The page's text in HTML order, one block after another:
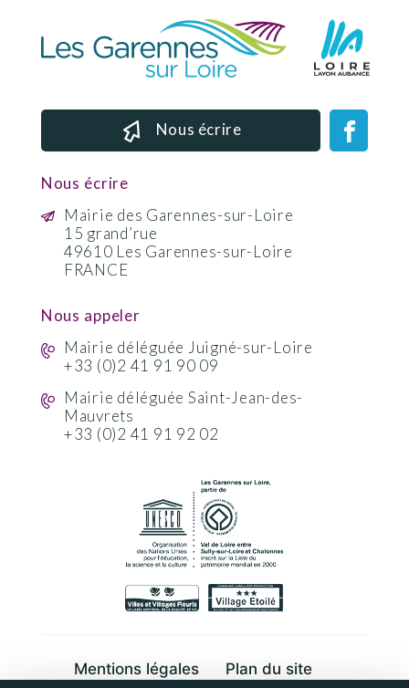
Nous écrire
Nous écrire
Mairie des Garennes-sur-Loire
15 grand’rue
49610 Les Garennes-sur-Loire
FRANCE
Nous appeler
Mairie déléguée Juigné-sur-Loire
+33 (0)2 41 91 90 09
Mairie déléguée Saint-Jean-des-
Mauvrets
+33 (0)2 41 91 92 02
Mentions légales Plan du site